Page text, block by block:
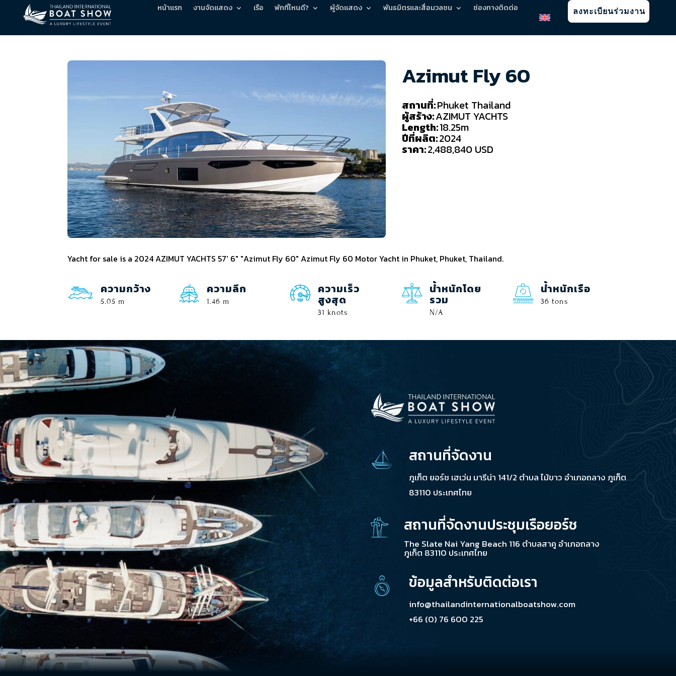
หน้าแรก งานจัดแสดง เรือ พักที่ไหนดี? ผู้จัดแสดง พันธมิตรและสื่อมวลชน ช่องทางติดต่อ ลงทะเบียนร่วมงาน
Azimut Fly 60
สถานที่:Phuket Thailand
ผู้สร้าง:AZIMUT YACHTS
Length:18.25m
ปีที่ผลิต:2024
ราคา:2,488,840 USD
Yacht for sale is a 2024 AZIMUT YACHTS 57' 6" "Azimut Fly 60" Azimut Fly 60 Motor Yacht in Phuket, Phuket, Thailand.
ความกว้าง
5.05 m
ความลึก
1.46 m
ความเร็ว
สูงสุด
31 knots
น้ำหนักโดย
รวม
N/A
น้ำหนักเรือ
36 tons
สถานที่จัดงาน
ภูเก็ต ยอร์ช เฮเว่น มารีน่า 141/2 ตำบล ไม้ขาว อำเภอถลาง ภูเก็ต
83110 ประเทศไทย
สถานที่จัดงานประชุมเรือยอร์ช
The Slate Nai Yang Beach 116 ตำบลสาคู อำเภอถลาง
ภูเก็ต 83110 ประเทศไทย
ข้อมูลสำหรับติดต่อเรา
info@thailandinternationalboatshow.com
+66 (0) 76 600 225